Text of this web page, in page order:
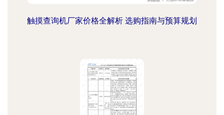
触摸查询机厂家价格全解析 选购指南与预算规划